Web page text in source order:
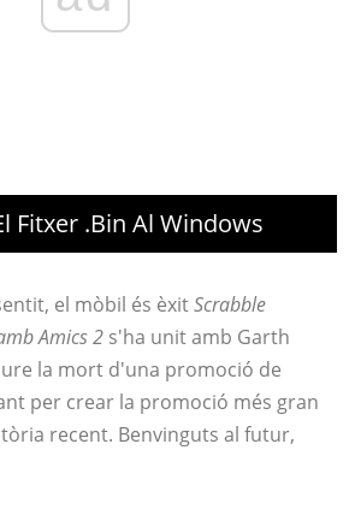
Fitxer .bin Al Windows
el mòbil és èxitScrabble
Amics 2 s'ha unit amb Garth
la mort d'una promoció de
per crear la promoció més gran
recent. Benvinguts al futur,